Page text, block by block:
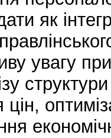
як
увагу